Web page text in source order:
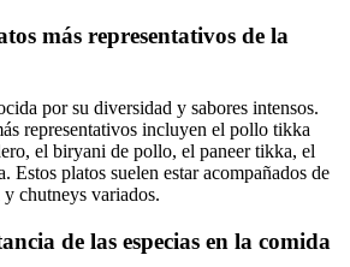
más representativos de la
por su diversidad y sabores intensos.
representativos incluyen el pollo tikka
el biryani de pollo, el paneer tikka, el
Estos platos suelen estar acompañados de
chutneys variados.
de las especias en la comida